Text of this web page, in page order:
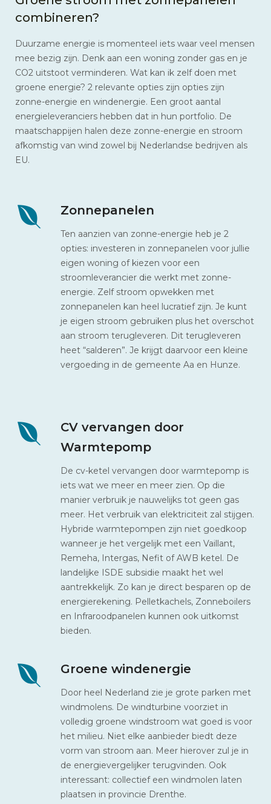
combineren?
Duurzame energie is momenteel iets waar veel mensen
mee bezig zijn. Denk aan een woning zonder gas en je
CO2 uitstoot verminderen. Wat kan ik zelf doen met
groene energie? 2 relevante opties zijn opties zijn
zonne-energie en windenergie. Een groot aantal
energieleveranciers hebben dat in hun portfolio. De
maatschappijen halen deze zonne-energie en stroom
afkomstig van wind zowel bij Nederlandse bedrijven als
EU.
Zonnepanelen
Ten aanzien van zonne-energie heb je 2
opties: investeren in zonnepanelen voor jullie
eigen woning of kiezen voor een
stroomleverancier die werkt met zonne-
energie. Zelf stroom opwekken met
zonnepanelen kan heel lucratief zijn. Je kunt
je eigen stroom gebruiken plus het overschot
aan stroom terugleveren. Dit terugleveren
heet “salderen”. Je krijgt daarvoor een kleine
vergoeding in de gemeente Aa en Hunze.
CV vervangen door
Warmtepomp
De cv-ketel vervangen door warmtepomp is
iets wat we meer en meer zien. Op die
manier verbruik je nauwelijks tot geen gas
meer. Het verbruik van elektriciteit zal stijgen.
Hybride warmtepompen zijn niet goedkoop
wanneer je het vergelijk met een Vaillant,
Remeha, Intergas, Nefit of AWB ketel. De
landelijke ISDE subsidie maakt het wel
aantrekkelijk. Zo kan je direct besparen op de
energierekening. Pelletkachels, Zonneboilers
en Infraroodpanelen kunnen ook uitkomst
bieden.
Groene windenergie
Door heel Nederland zie je grote parken met
windmolens. De windturbine voorziet in
volledig groene windstroom wat goed is voor
het milieu. Niet elke aanbieder biedt deze
vorm van stroom aan. Meer hierover zul je in
de energievergelijker terugvinden. Ook
interessant: collectief een windmolen laten
plaatsen in provincie Drenthe.